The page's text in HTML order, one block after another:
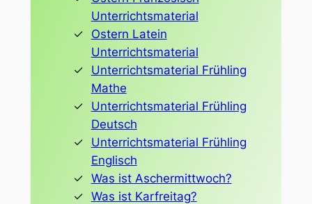
Unterrichtsmaterial
Ostern Latein
Unterrichtsmaterial
Unterrichtsmaterial Frühling
Mathe
Unterrichtsmaterial Frühling
Deutsch
Unterrichtsmaterial Frühling
Englisch
Was ist Aschermittwoch?
Was ist Karfreitag?